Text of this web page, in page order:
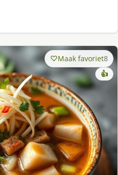
Maak favoriet8
👍